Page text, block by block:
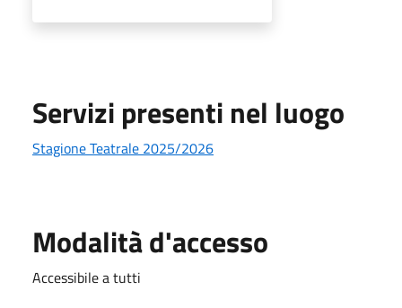
Servizi presenti nel luogo
Stagione Teatrale 2025/2026
Modalità d'accesso
Accessibile a tutti